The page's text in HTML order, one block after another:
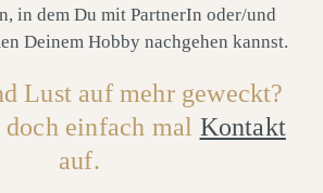
in dem Du mit PartnerIn oder/und
Deinem Hobby nachgehen kannst.
Lust auf mehr geweckt?
einfach mal Kontakt
auf.